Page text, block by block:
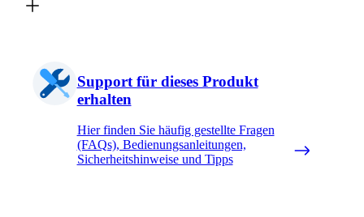
Support für dieses Produkt
erhalten
Hier finden Sie häufig gestellte Fragen
(FAQs), Bedienungsanleitungen,
Sicherheitshinweise und Tipps